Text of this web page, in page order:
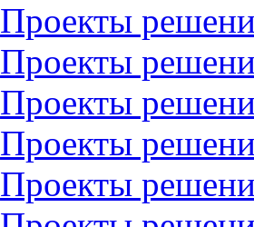
Проекты
Проекты
Проекты
Проекты
Проекты